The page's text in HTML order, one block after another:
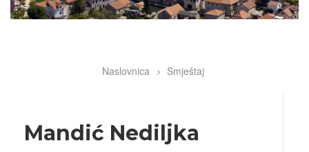
BreadcrumbNaslovnica Smještaj
Mandić Nediljka